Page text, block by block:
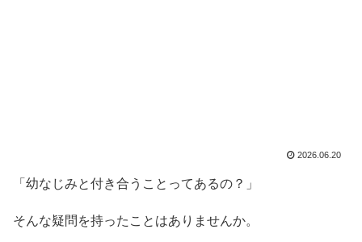
2026.06.20
「幼なじみと付き合うことってあるの？」
そんな疑問を持ったことはありませんか。